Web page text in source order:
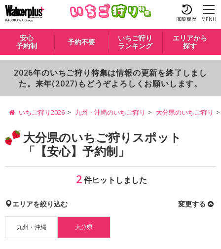
閲覧履歴 MENU
安心
予約制
予約不要
いちご狩り
ランキング
エリアから
探す
2026年のいちご狩り特集は情報の更新を終了しまし
た。来年(2027)もどうぞよろしくお願いします。
いちご狩り2026 九州・沖縄のいちご狩り 大分県のいちご狩り
大分県のいちご狩りスポット
「【安心】予約制」
2件ヒットしました
エリアを絞り込む 変更する
九州・沖縄 大分県